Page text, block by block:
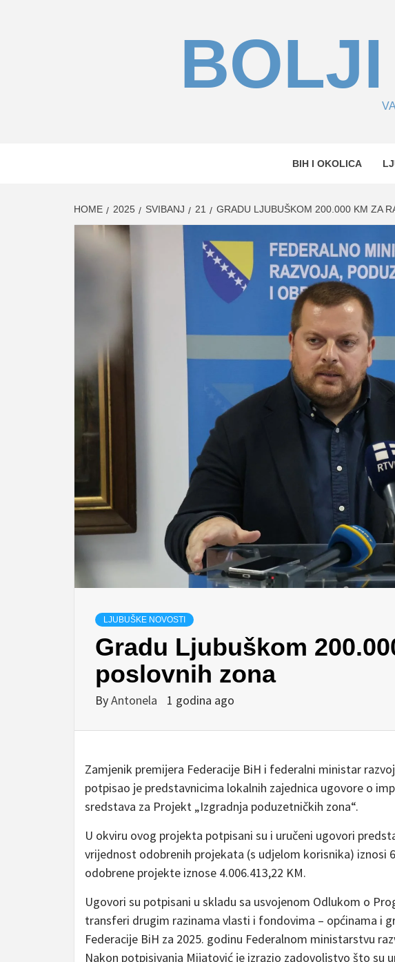
BIH I OKOLICA
HOME 2025 SVIBANJ 21 GRADU LJUBUŠKOM 200.000 KM ZA
LJUBUŠKE NOVOSTI
Gradu Ljubuškom
poslovnih zona
ByAntonela 1 godina ago
Zamjenik premijera Federacije BiH i federalni ministar
potpisao je predstavnicima lokalnih zajednica ugovore o
sredstava za Projekt „Izgradnja poduzetničkih zona“.
U okviru ovog projekta potpisani su i uručeni ugovori
vrijednost odobrenih projekata (s udjelom korisnika) iznosi
odobrene projekte iznose 4.006.413,22 KM.
Ugovori su potpisani u skladu sa usvojenom Odlukom o
transferi drugim razinama vlasti i fondovima – općinama i
Federacije BiH za 2025. godinu Federalnom ministarstvu
Nakon potpisivanja Mijatović je izrazio zadovoljstvo što su